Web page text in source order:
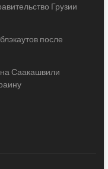
Грузии
после
Саакашвили